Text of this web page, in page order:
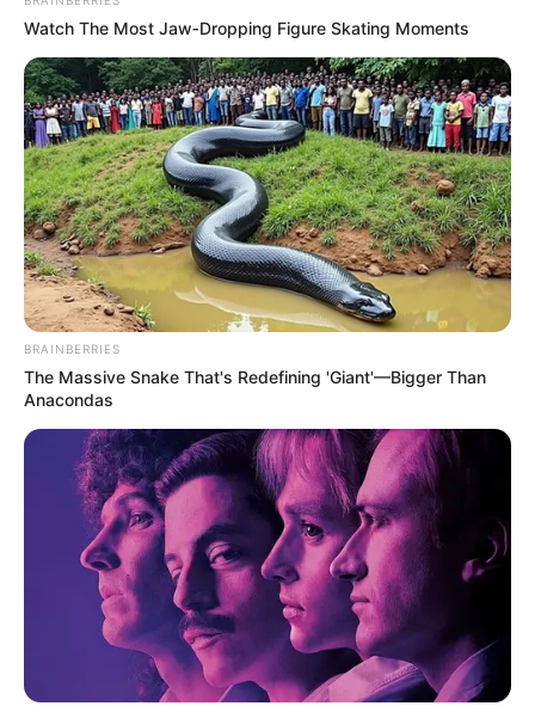
Watch The Most Jaw‑Dropping Figure Skating Moments
BRAINBERRIES
The Massive Snake That's Redefining 'Giant'—Bigger Than
Anacondas